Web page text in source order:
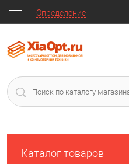
Определение
Каталог товаров